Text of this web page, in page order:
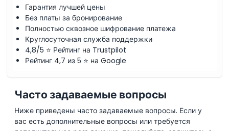
Гарантия лучшей цены
Без платы за бронирование
Полностью сквозное шифрование платежа
Круглосуточная служба поддержки
4,8/5 ⭐ Рейтинг на Trustpilot
Рейтинг 4,7 из 5 ⭐ на Google
Часто задаваемые вопросы
Ниже приведены часто задаваемые вопросы. Если у
вас есть дополнительные вопросы или требуется